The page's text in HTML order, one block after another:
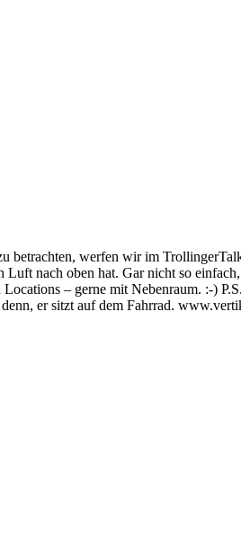
betrachten, werfen wir im
nach oben hat. Gar nicht so
– gerne mit Nebenraum. :-)
er sitzt auf dem Fahrrad.